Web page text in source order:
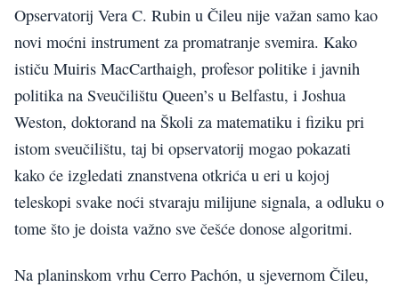
Opservatorij Vera C. Rubin u Čileu nije važan samo kao
novi moćni instrument za promatranje svemira. Kako
ističu Muiris MacCarthaigh, profesor politike i javnih
politika na Sveučilištu Queen’s u Belfastu, i Joshua
Weston, doktorand na Školi za matematiku i fiziku pri
istom sveučilištu, taj bi opservatorij mogao pokazati
kako će izgledati znanstvena otkrića u eri u kojoj
teleskopi svake noći stvaraju milijune signala, a odluku o
tome što je doista važno sve češće donose algoritmi.
Na planinskom vrhu Cerro Pachón, u sjevernom Čileu,